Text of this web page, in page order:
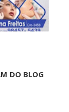
DO BLOG